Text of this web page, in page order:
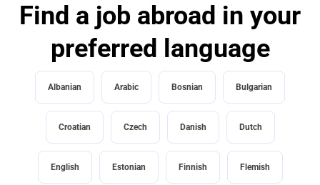
Find a job abroad in your
preferred language
Albanian Arabic Bosnian Bulgarian
Croatian Czech Danish Dutch
English Estonian Finnish Flemish